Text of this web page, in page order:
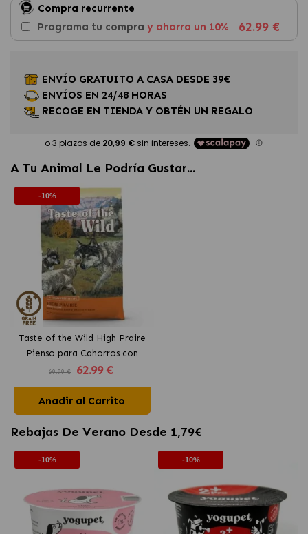
Compra recurrente
Programa tu compra y ahorra un 10% 62.99 €
ENVÍO GRATUITO A CASA DESDE 39€
ENVÍOS EN 24/48 HORAS
RECOGE EN TIENDA Y OBTÉN UN REGALO
A Tu Animal Le Podría Gustar...
-10%
Taste of the Wild High Praire
Pienso para Cahorros con
bisonte
69.99 € 62.99 €
Añadir al Carrito
Rebajas De Verano Desde 1,79€
-10% -10%